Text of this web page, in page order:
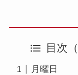
目次
月曜日